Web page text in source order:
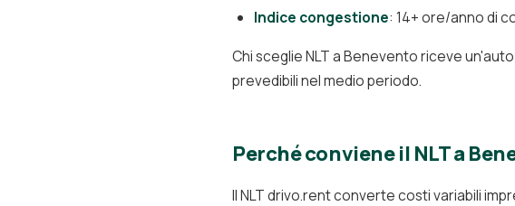
Indice congestione: 14+ ore/anno di
Chi sceglie NLT a Benevento riceve
prevedibili nel medio periodo.
Perché conviene il NLT a
Il NLT drivo.rent converte costi variabili